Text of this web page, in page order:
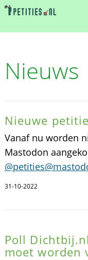
Nieuws
Nieuwe
Vanaf nu worden
Mastodon
31-10-2022
Poll
moet worden